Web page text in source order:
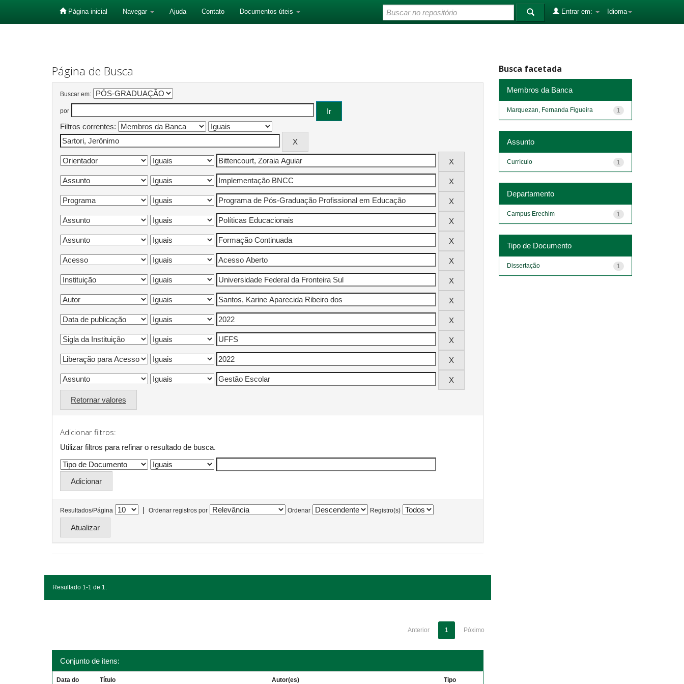
Página inicial Navegar Ajuda Contato Documentos úteis Idioma
Entrar em:
Página de Busca
Buscar em:
por
Filtros correntes:
Retornar valores
Adicionar filtros:
Utilizar filtros para refinar o resultado de busca.
Resultados/Página | Ordenar registros por Ordenar Registro(s)
Resultado 1-1 de 1.
Anterior 1 Póximo
Conjunto de itens:
Data do Título Autor(es) Tipo
Busca facetada
Membros da Banca
1
Marquezan, Fernanda Figueira
Assunto
1
Currículo
Departamento
1
Campus Erechim
Tipo de Documento
1
Dissertação